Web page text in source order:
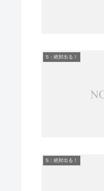
S：絶対出る！
S：絶対出る！